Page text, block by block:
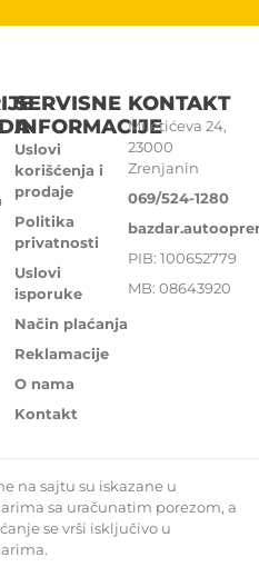
SERVISNE
INFORMACIJE
Uslovi
korišćenja i
prodaje
Politika
privatnosti
Uslovi
isporuke
Način plaćanja
Reklamacije
O nama
Kontakt
KONTAKT
Miletićeva 24,
23000
Zrenjanin
069/524-1280
PIB: 100652779
MB: 08643920
na sajtu su iskazane u
sa uračunatim porezom, a
se vrši isključivo u